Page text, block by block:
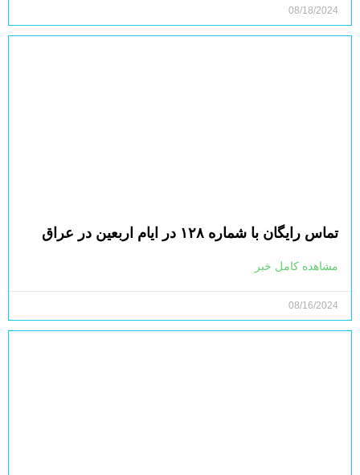
08/18/2024
تماس رایگان با شماره ۱۲۸ در ایام اربعین در عراق
مشاهده کامل خبر
08/16/2024